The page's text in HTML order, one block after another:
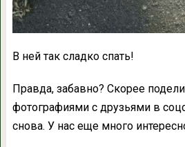
В ней так сладко спать!
Правда, забавно? Скорее
фотографиями с друзьями в
снова. У нас еще много